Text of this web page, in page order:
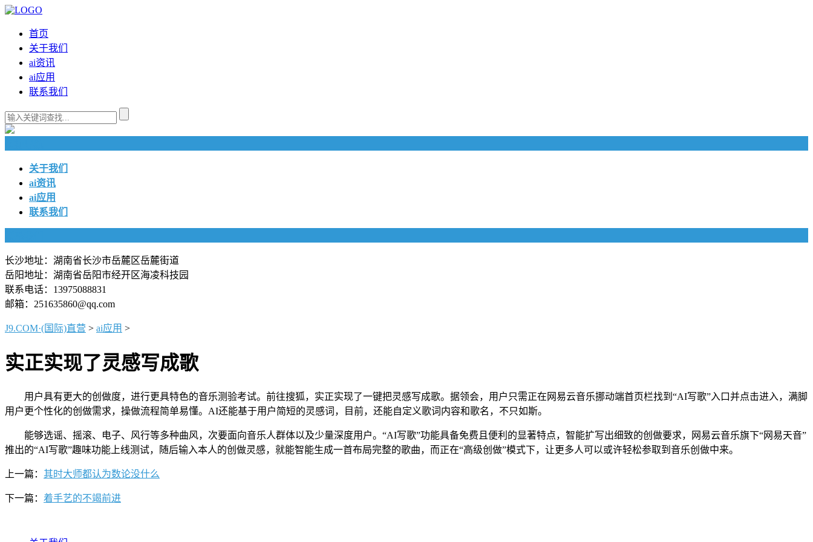
首页
关于我们
ai资讯
ai应用
联系我们
关于我们
ai资讯
ai应用
联系我们
长沙地址：湖南省长沙市岳麓区岳麓街道
岳阳地址：湖南省岳阳市经开区海凌科技园
联系电话：13975088831
邮箱：251635860@qq.com
J9.COM·(国际)直营 > ai应用 >
实正实现了灵感写成歌
用户具有更大的创做度，进行更具特色的音乐测验考试。前往搜狐，实正实现了一键把灵感写成歌。据领会，用户只需正在网易云音乐挪动端首页栏找到“AI写歌”入口并点击进入，满脚
用户更个性化的创做需求，操做流程简单易懂。AI还能基于用户简短的灵感词，目前，还能自定义歌词内容和歌名，不只如斯。
能够选谣、摇滚、电子、风行等多种曲风，次要面向音乐人群体以及少量深度用户。“AI写歌”功能具备免费且便利的显著特点，智能扩写出细致的创做要求，网易云音乐旗下“网易天音”
推出的“AI写歌”趣味功能上线测试，随后输入本人的创做灵感，就能智能生成一首布局完整的歌曲，而正在“高级创做”模式下，让更多人可以或许轻松参取到音乐创做中来。
上一篇： 其时大师都认为数论没什么
下一篇： 着手艺的不竭前进